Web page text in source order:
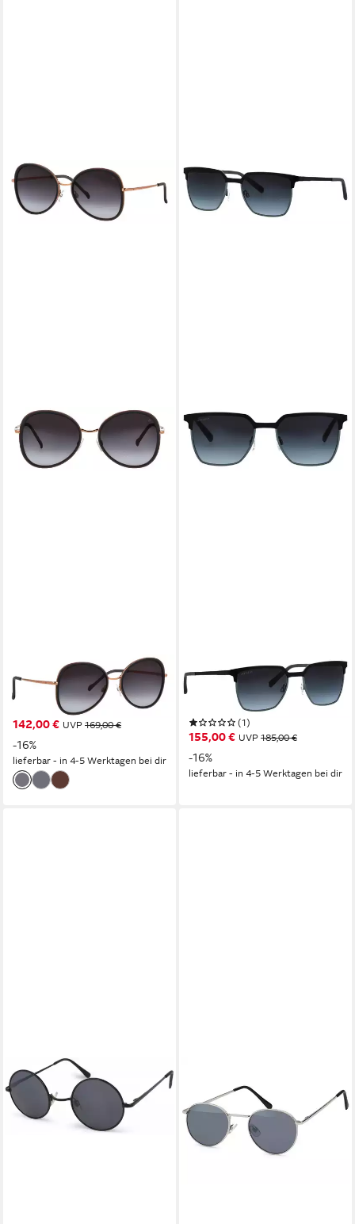
TITANFLEX
Sonnenbrille TITANFLEX
Sonnenbrille
142,00 € UVP 169,00 €
-16%
lieferbar - in 4-5 Werktagen bei dir
FREIGEIST
Sonnenbrille FREIGEIST
Sonnenbrille
(1)
155,00 € UVP 185,00 €
-16%
lieferbar - in 4-5 Werktagen bei dir